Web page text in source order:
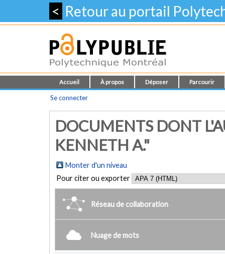
< Retour au portail
Accueil À propos Déposer Parcourir
Se connecter
DOCUMENTS DONT
KENNETH A."
Monter d'un niveau
Pour citer ou exporter
Réseau de collaboration
Nuage de mots